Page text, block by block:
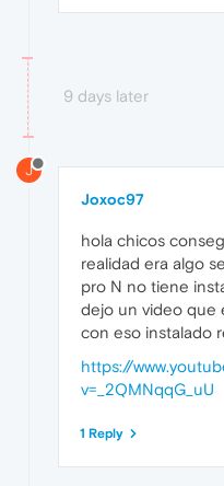
9 days later
J
Joxoc97
hola chicos
realidad era algo
pro N no tiene
dejo un video que
con eso instalado
https://
v=_2QMNqqG_uU
1 Reply